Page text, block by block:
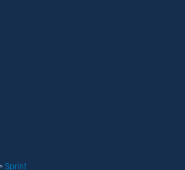
Sprint